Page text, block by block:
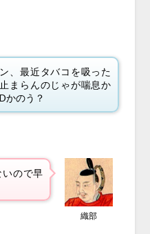
、最近タバコを吸った
まらんのじゃが喘息か
かのう？
ので早
織部